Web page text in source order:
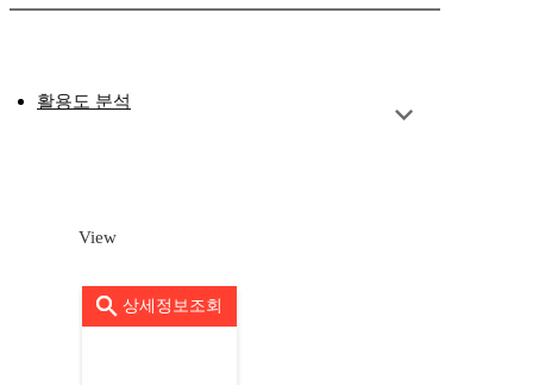
활용도 분석
View
상세정보조회